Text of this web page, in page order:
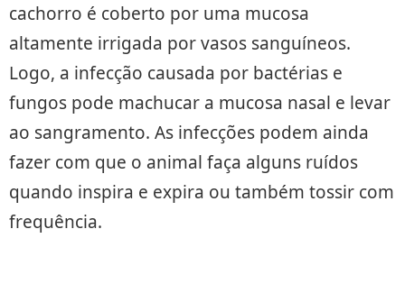
cachorro é coberto por uma mucosa
altamente irrigada por vasos sanguíneos.
Logo, a infecção causada por bactérias e
fungos pode machucar a mucosa nasal e levar
ao sangramento. As infecções podem ainda
fazer com que o animal faça alguns ruídos
quando inspira e expira ou também tossir com
frequência.